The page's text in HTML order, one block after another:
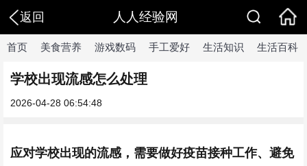
返回 人人经验网
首页 美食营养 游戏数码 手工爱好 生活知识 生活百科
学校出现流感怎么处理
2026-04-28 06:54:48
应对学校出现的流感，需要做好疫苗接种工作、避免